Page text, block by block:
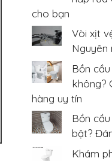
cho bạn
Vòi xịt
Nguyên
Bồn
không?
hàng uy tín
Bồn
bật?
Khám